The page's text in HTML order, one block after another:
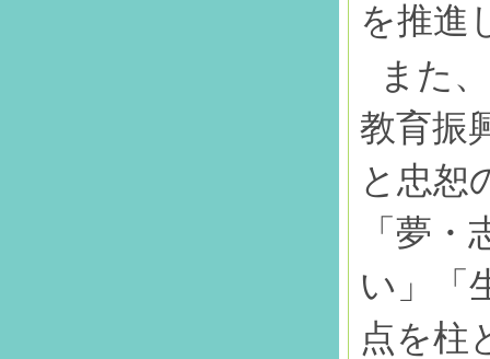
を推進
また
教育振
と忠恕
「夢
い」「
点を柱